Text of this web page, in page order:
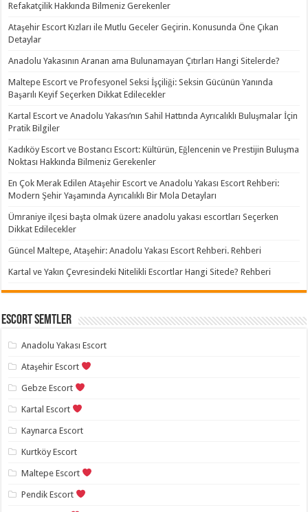
Refakatçilik Hakkında Bilmeniz Gerekenler
Ataşehir Escort Kızları ile Mutlu Geceler Geçirin. Konusunda Öne Çıkan
Detaylar
Anadolu Yakasının Aranan ama Bulunamayan Çıtırları Hangi Sitelerde?
Maltepe Escort ve Profesyonel Seksi İşçiliği: Seksin Gücünün Yanında
Başarılı Keyif Seçerken Dikkat Edilecekler
Kartal Escort ve Anadolu Yakası’nın Sahil Hattında Ayrıcalıklı Buluşmalar İçin
Pratik Bilgiler
Kadıköy Escort ve Bostancı Escort: Kültürün, Eğlencenin ve Prestijin Buluşma
Noktası Hakkında Bilmeniz Gerekenler
En Çok Merak Edilen Ataşehir Escort ve Anadolu Yakası Escort Rehberi:
Modern Şehir Yaşamında Ayrıcalıklı Bir Mola Detayları
Ümraniye ilçesi başta olmak üzere anadolu yakası escortları Seçerken
Dikkat Edilecekler
Güncel Maltepe, Ataşehir: Anadolu Yakası Escort Rehberi. Rehberi
Kartal ve Yakın Çevresindeki Nitelikli Escortlar Hangi Sitede? Rehberi
Escort Semtler
Anadolu Yakası Escort
Ataşehir Escort
Gebze Escort
Kartal Escort
Kaynarca Escort
Kurtköy Escort
Maltepe Escort
Pendik Escort